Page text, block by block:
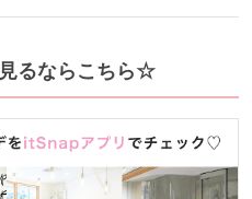
るならこちら☆